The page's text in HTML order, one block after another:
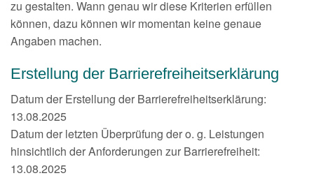
zu gestalten. Wann genau wir diese Kriterien erfüllen
können, dazu können wir momentan keine genaue
Angaben machen.
Erstellung der Barrierefreiheitserklärung
Datum der Erstellung der Barrierefreiheitserklärung:
13.08.2025
Datum der letzten Überprüfung der o. g. Leistungen
hinsichtlich der Anforderungen zur Barrierefreiheit:
13.08.2025